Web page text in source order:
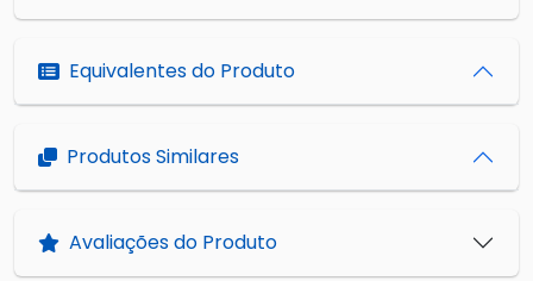
Equivalentes do Produto
Produtos Similares
Avaliações do Produto